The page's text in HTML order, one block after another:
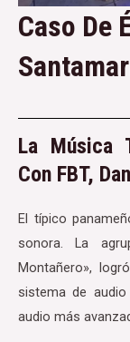
Caso De
La Música
Con FBT,
El típico
sonora. La
Montañero»,
sistema de
audio más